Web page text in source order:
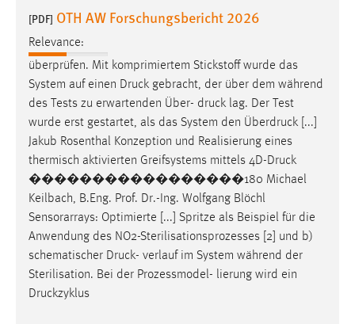
[PDF] OTH AW Forschungsbericht 2026
Relevance:
überprüfen. Mit komprimiertem Stickstoff wurde das
System auf einen Druck gebracht, der über dem während
des Tests zu erwartenden Über- druck lag. Der Test
wurde erst gestartet, als das System den Überdruck [...]
Jakub Rosenthal Konzeption und Realisierung eines
thermisch aktivierten Greifsystems mittels 4D-Druck
�����������������180 Michael
Keilbach, B.Eng. Prof. Dr.-Ing. Wolfgang Blöchl
Sensorarrays: Optimierte [...] Spritze als Beispiel für die
Anwendung des NO2-Sterilisationsprozesses [2] und b)
schematischer Druck- verlauf im System während der
Sterilisation. Bei der Prozessmodel- lierung wird ein
Druckzyklus